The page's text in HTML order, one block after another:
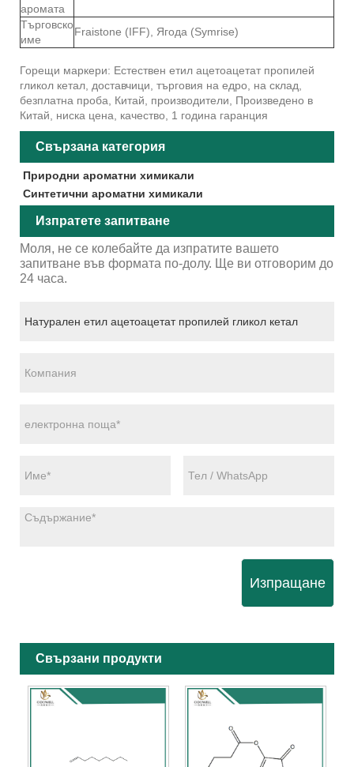
аромата
Търговско
име
Fraistone (IFF), Ягода (Symrise)
Горещи маркери: Естествен етил ацетоацетат пропилей
гликол кетал, доставчици, търговия на едро, на склад,
безплатна проба, Китай, производители, Произведено в
Китай, ниска цена, качество, 1 година гаранция
Свързана категория
Природни ароматни химикали
Синтетични ароматни химикали
Изпратете запитване
Моля, не се колебайте да изпратите вашето
запитване във формата по-долу. Ще ви отговорим до
24 часа.
Изпращане
Свързани продукти